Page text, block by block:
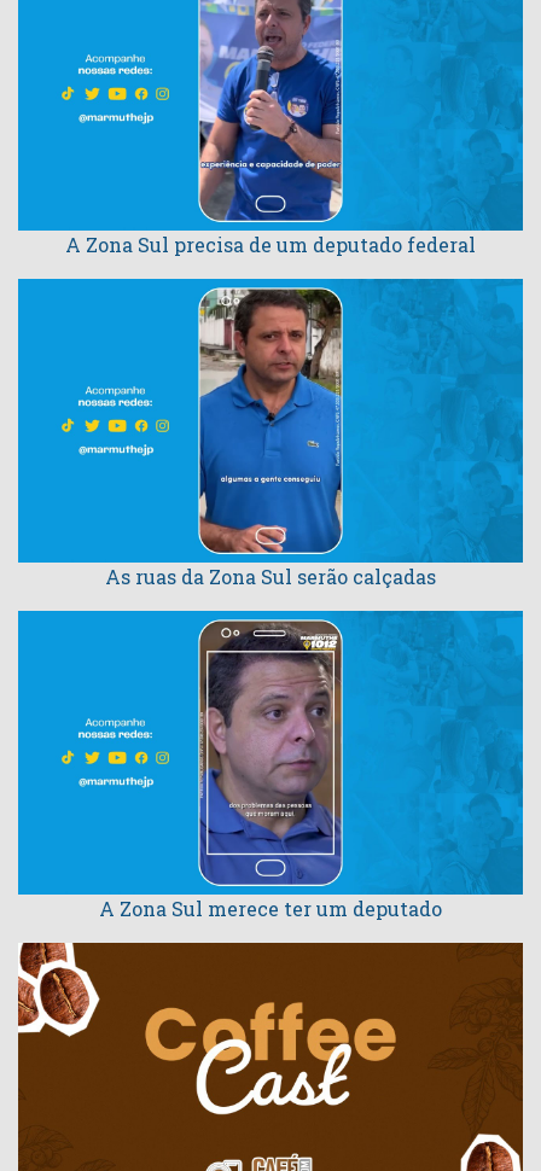
A Zona Sul precisa de um deputado federal
As ruas da Zona Sul serão calçadas
A Zona Sul merece ter um deputado